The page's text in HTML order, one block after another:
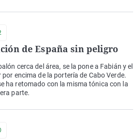
de España sin peligro
cerca del área, se la pone a Fabián y el
por encima de la portería de Cabo Verde.
ha retomado con la misma tónica con la
parte.